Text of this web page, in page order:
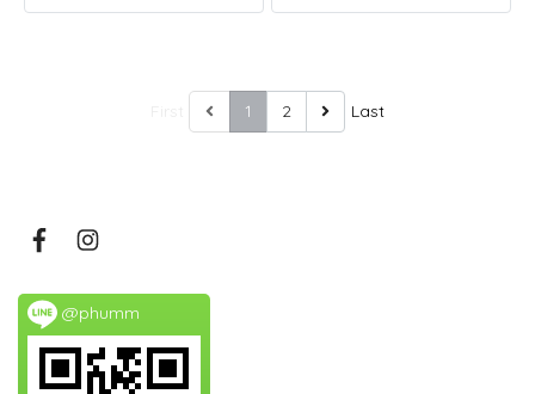
1 2 Last
@phumm